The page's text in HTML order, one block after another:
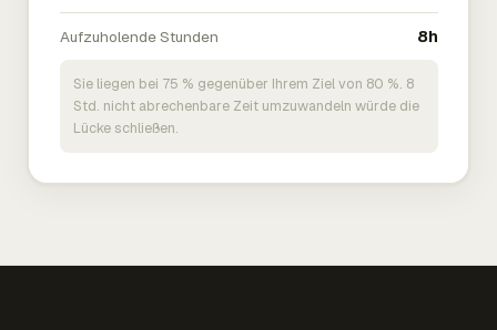
Aufzuholende Stunden 8h
Sie liegen bei 75 % gegenüber Ihrem Ziel von 80 %. 8
Std. nicht abrechenbare Zeit umzuwandeln würde die
Lücke schließen.